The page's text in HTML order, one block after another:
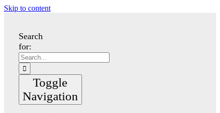
Skip to content
Search
for:
Toggle
Navigation